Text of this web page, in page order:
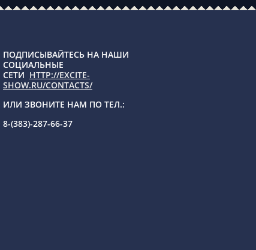
ПОДПИСЫВАЙТЕСЬ НА НАШИ
СОЦИАЛЬНЫЕ
СЕТИ HTTP://EXCITE-
SHOW.RU/CONTACTS/
ИЛИ ЗВОНИТЕ НАМ ПО ТЕЛ.:
8-(383)-287-66-37